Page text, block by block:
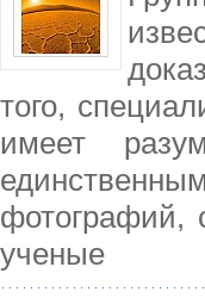
того,
имеет
фотографий,
ученые